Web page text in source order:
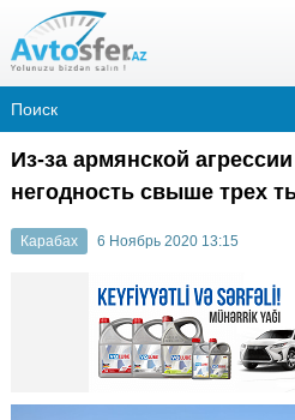
Из-за армянской
негодность свыше трех
Карабах 6 Ноябрь 2020 13:15